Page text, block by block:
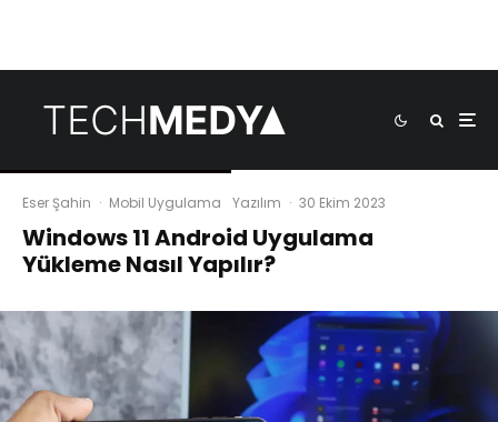
Eser Şahin · Mobil Uygulama Yazılım · 30 Ekim 2023
Windows 11 Android Uygulama
Yükleme Nasıl Yapılır?